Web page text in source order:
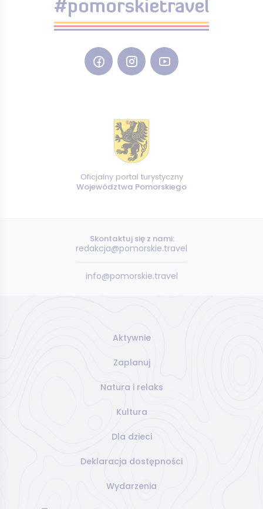
#pomorskietravel
Oficjalny portal turystyczny
Województwa Pomorskiego
Skontaktuj się z nami:
redakcja@pomorskie.travel
info@pomorskie.travel
Aktywnie
Zaplanuj
Natura i relaks
Kultura
Dla dzieci
Deklaracja dostępności
Wydarzenia